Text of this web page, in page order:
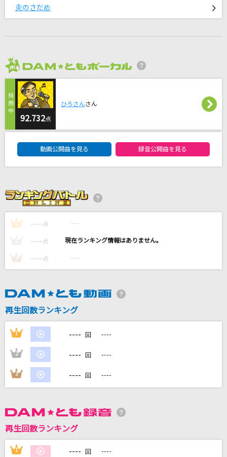
中島みゆき
[生音]迷い道
渡辺真知子
[生音]青い珊瑚礁
松田聖子
瞑目の白き残像
藤原泰衡(鳥海浩輔)
土子勝也
毎日(ビデオクリップバージョン)
カラオケ最新情報をチェック！
DAMに会員登録・ログインして
自宅でカラオケ歌い放題！
家族や友達と一緒に！練習にも！
炎のさだめ
92.732点
ひろさんさん
動画公開曲を見る 録音公開曲を見る
1 ---- 点 ----
---- 点 ----
3 ---- 点 ----
再生回数ランキング
1 ---- 回 ----
2 ---- 回 ----
3 ---- 回 ----
再生回数ランキング
1 ---- 回 ----